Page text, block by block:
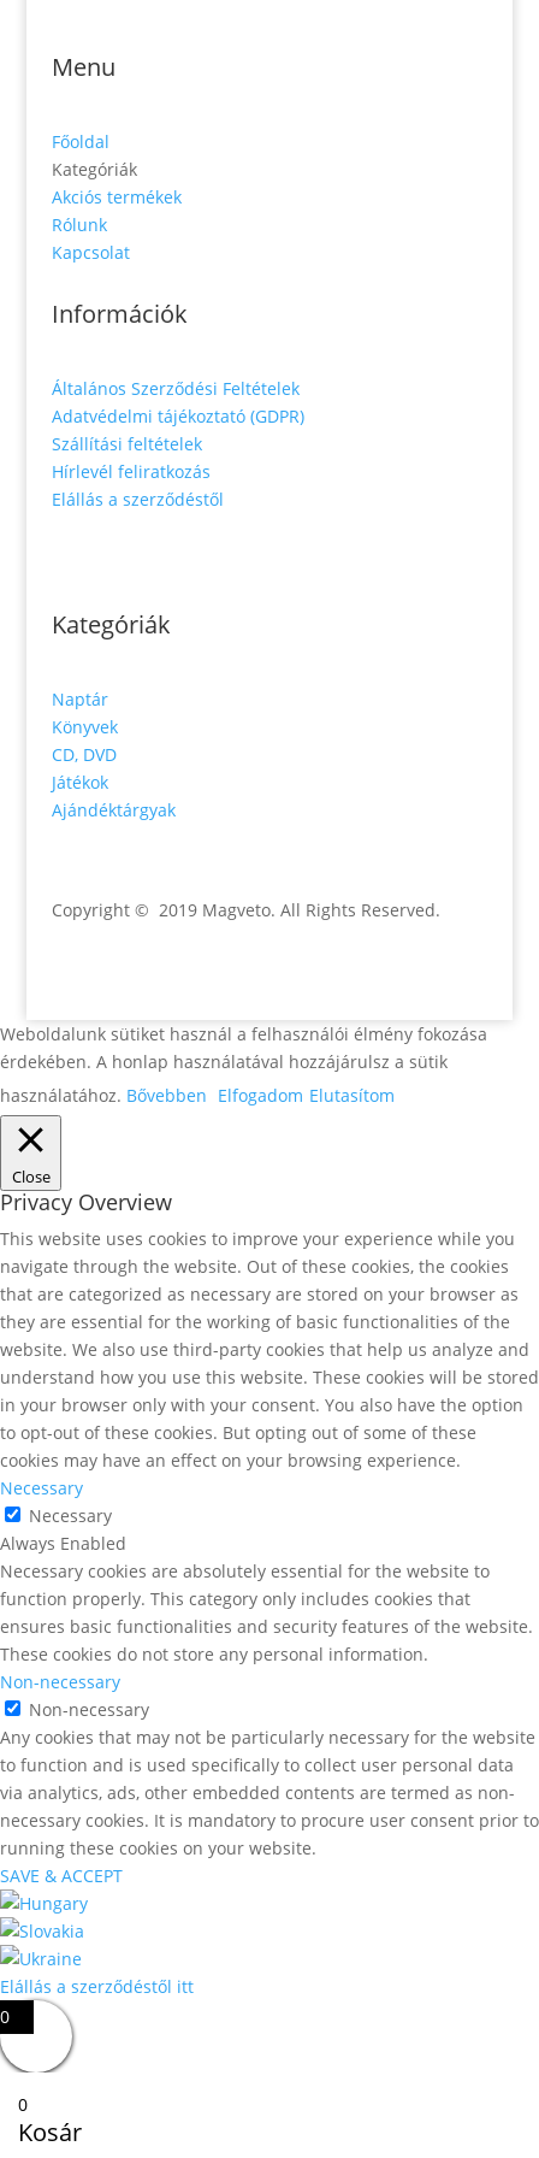
Menu
Főoldal
Kategóriák
Akciós termékek
Rólunk
Kapcsolat
Információk
Általános Szerződési Feltételek
Adatvédelmi tájékoztató (GDPR)
Szállítási feltételek
Hírlevél feliratkozás
Elállás a szerződéstől
Kategóriák
Naptár
Könyvek
CD, DVD
Játékok
Ajándéktárgyak
Copyright © 2019 Magveto. All Rights Reserved.
Weboldalunk sütiket használ a felhasználói élmény fokozása
érdekében. A honlap használatával hozzájárulsz a sütik
használatához. Bővebben Elfogadom Elutasítom
Close
Privacy Overview
This website uses cookies to improve your experience while you
navigate through the website. Out of these cookies, the cookies
that are categorized as necessary are stored on your browser as
they are essential for the working of basic functionalities of the
website. We also use third-party cookies that help us analyze and
understand how you use this website. These cookies will be stored
in your browser only with your consent. You also have the option
to opt-out of these cookies. But opting out of some of these
cookies may have an effect on your browsing experience.
Necessary
Necessary
Always Enabled
Necessary cookies are absolutely essential for the website to
function properly. This category only includes cookies that
ensures basic functionalities and security features of the website.
These cookies do not store any personal information.
Non-necessary
Non-necessary
Any cookies that may not be particularly necessary for the website
to function and is used specifically to collect user personal data
via analytics, ads, other embedded contents are termed as non-
necessary cookies. It is mandatory to procure user consent prior to
running these cookies on your website.
SAVE & ACCEPT
Elállás a szerződéstől itt
0
0
Kosár